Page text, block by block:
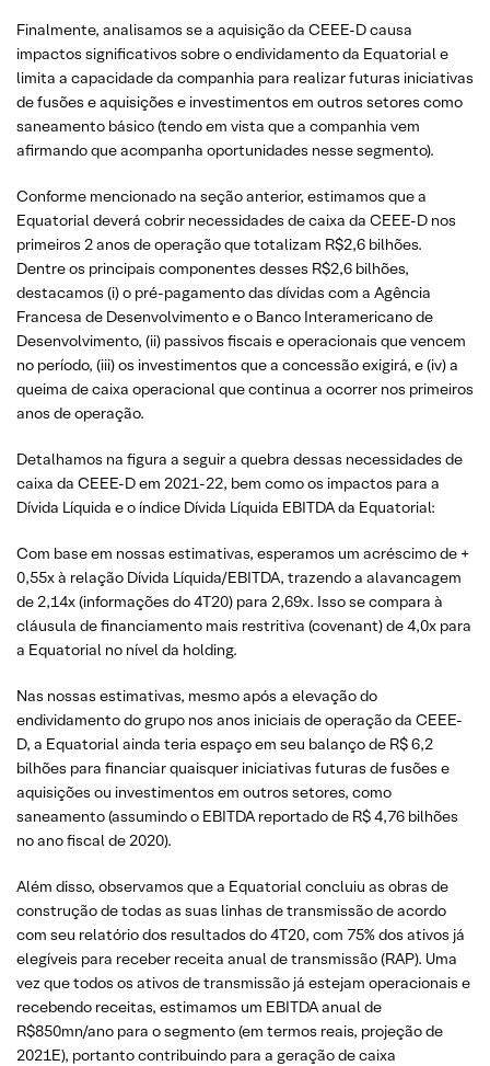
Finalmente, analisamos se a aquisição da CEEE-D causa
impactos significativos sobre o endividamento da Equatorial e
limita a capacidade da companhia para realizar futuras iniciativas
de fusões e aquisições e investimentos em outros setores como
saneamento básico (tendo em vista que a companhia vem
afirmando que acompanha oportunidades nesse segmento).
Conforme mencionado na seção anterior, estimamos que a
Equatorial deverá cobrir necessidades de caixa da CEEE-D nos
primeiros 2 anos de operação que totalizam R$2,6 bilhões.
Dentre os principais componentes desses R$2,6 bilhões,
destacamos (i) o pré-pagamento das dívidas com a Agência
Francesa de Desenvolvimento e o Banco Interamericano de
Desenvolvimento, (ii) passivos fiscais e operacionais que vencem
no período, (iii) os investimentos que a concessão exigirá, e (iv) a
queima de caixa operacional que continua a ocorrer nos primeiros
anos de operação.
Detalhamos na figura a seguir a quebra dessas necessidades de
caixa da CEEE-D em 2021-22, bem como os impactos para a
Dívida Líquida e o índice Dívida Líquida EBITDA da Equatorial:
Com base em nossas estimativas, esperamos um acréscimo de +
0,55x à relação Dívida Líquida/EBITDA, trazendo a alavancagem
de 2,14x (informações do 4T20) para 2,69x. Isso se compara à
cláusula de financiamento mais restritiva (covenant) de 4,0x para
a Equatorial no nível da holding.
Nas nossas estimativas, mesmo após a elevação do
endividamento do grupo nos anos iniciais de operação da CEEE-
D, a Equatorial ainda teria espaço em seu balanço de R$ 6,2
bilhões para financiar quaisquer iniciativas futuras de fusões e
aquisições ou investimentos em outros setores, como
saneamento (assumindo o EBITDA reportado de R$ 4,76 bilhões
no ano fiscal de 2020).
Além disso, observamos que a Equatorial concluiu as obras de
construção de todas as suas linhas de transmissão de acordo
com seu relatório dos resultados do 4T20, com 75% dos ativos já
elegíveis para receber receita anual de transmissão (RAP). Uma
vez que todos os ativos de transmissão já estejam operacionais e
recebendo receitas, estimamos um EBITDA anual de
R$850mn/ano para o segmento (em termos reais, projeção de
2021E), portanto contribuindo para a geração de caixa